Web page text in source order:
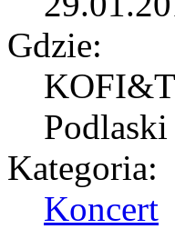
Gdzie:
Podlaski
Kategoria:
Koncert